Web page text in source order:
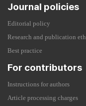
Journal policies
Editorial policy
Research and publication
Best practice
For contributors
Instructions for authors
Article processing charges